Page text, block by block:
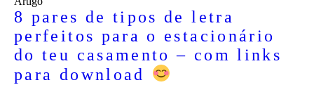
8 pares de tipos de letra
perfeitos para o estacionário
do teu casamento – com links
para download